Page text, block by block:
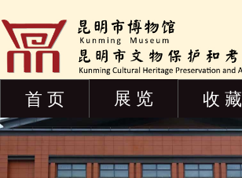
首 页 展 览 收 藏